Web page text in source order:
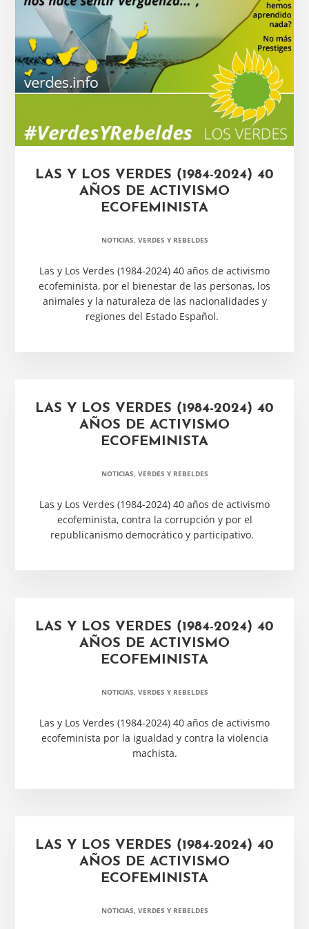
LAS Y LOS VERDES (1984-2024) 40
AÑOS DE ACTIVISMO
ECOFEMINISTA
NOTICIAS, VERDES Y REBELDES
Las y Los Verdes (1984-2024) 40 años de activismo
ecofeminista, por el bienestar de las personas, los
animales y la naturaleza de las nacionalidades y
regiones del Estado Español.
LAS Y LOS VERDES (1984-2024) 40
AÑOS DE ACTIVISMO
ECOFEMINISTA
NOTICIAS, VERDES Y REBELDES
Las y Los Verdes (1984-2024) 40 años de activismo
ecofeminista, contra la corrupción y por el
republicanismo democrático y participativo.
LAS Y LOS VERDES (1984-2024) 40
AÑOS DE ACTIVISMO
ECOFEMINISTA
NOTICIAS, VERDES Y REBELDES
Las y Los Verdes (1984-2024) 40 años de activismo
ecofeminista por la igualdad y contra la violencia
machista.
LAS Y LOS VERDES (1984-2024) 40
AÑOS DE ACTIVISMO
ECOFEMINISTA
NOTICIAS, VERDES Y REBELDES